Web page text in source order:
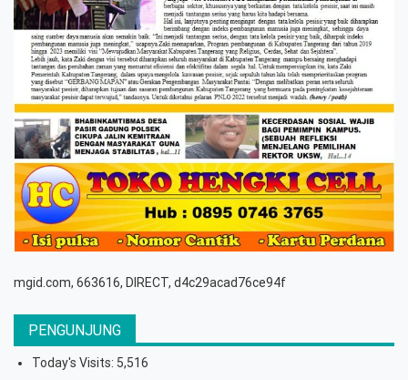
mgid.com, 663616, DIRECT, d4c29acad76ce94f
PENGUNJUNG
Today's Visits: 5,516